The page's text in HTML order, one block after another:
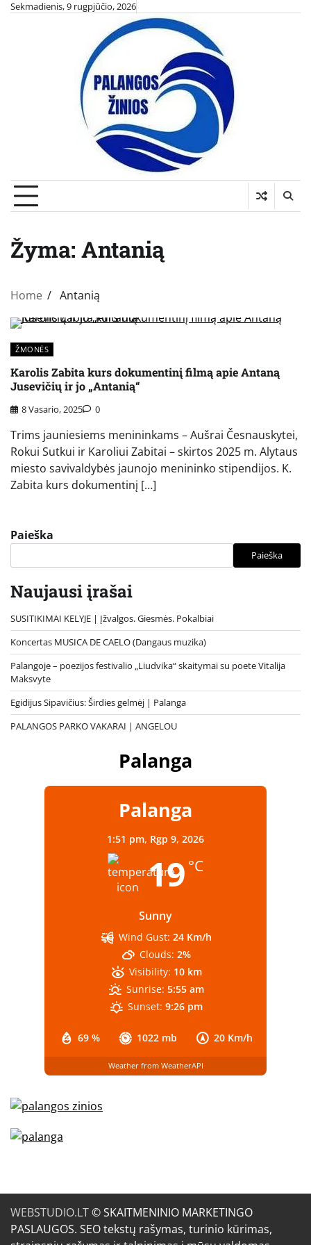
SkipSekmadienis, 9 rugpjūčio, 2026
Žyma: Antanią
Home Antanią
ŽMONĖS
Karolis Zabita kurs dokumentinį filmą apie Antaną
Jusevičių ir jo „Antanią“
8 Vasario, 2025 0
Trims jauniesiems menininkams – Aušrai Česnauskytei,
Rokui Sutkui ir Karoliui Zabitai – skirtos 2025 m. Alytaus
miesto savivaldybės jaunojo menininko stipendijos. K.
Zabita kurs dokumentinį […]
Paieška
Paieška
Naujausi įrašai
SUSITIKIMAI KELYJE | Įžvalgos. Giesmės. Pokalbiai
Koncertas MUSICA DE CAELO (Dangaus muzika)
Palangoje – poezijos festivalio „Liudvika“ skaitymai su poete Vitalija
Maksvyte
Egidijus Sipavičius: Širdies gelmėj | Palanga
PALANGOS PARKO VAKARAI | ANGELOU
Palanga
Palanga
1:51 pm, Rgp 9, 2026
19 °C
Sunny
69 % 1022 mb 20 Km/h
Wind Gust: 24 Km/h
Clouds: 2%
Visibility: 10 km
Sunrise: 5:55 am
Sunset: 9:26 pm
Weather from WeatherAPI
WEBSTUDIO.LT© SKAITMENINIO MARKETINGO
PASLAUGOS. SEO tekstų rašymas, turinio kūrimas,